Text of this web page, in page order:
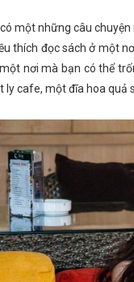
một những câu
thích đọc sách ở một
nơi mà bạn có thể
cafe, một đĩa hoa quả